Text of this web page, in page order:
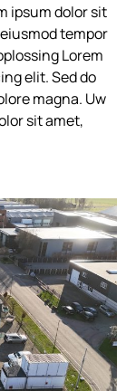
ipsum dolor sit
tempor
Lorem
elit. Sed do
magna. Uw
sit amet,